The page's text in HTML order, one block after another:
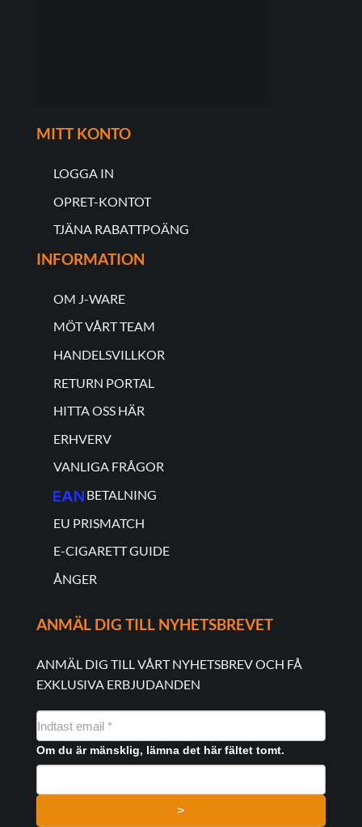
MITT KONTO
LOGGA IN
OPRET-KONTOT
TJÄNA RABATTPOÄNG
INFORMATION
OM J-WARE
MÖT VÅRT TEAM
HANDELSVILLKOR
RETURN PORTAL
HITTA OSS HÄR
ERHVERV
VANLIGA FRÅGOR
BETALNING
EU PRISMATCH
E-CIGARETT GUIDE
ÅNGER
ANMÄL DIG TILL NYHETSBREVET
ANMÄL DIG TILL VÅRT NYHETSBREV OCH FÅ
EXKLUSIVA ERBJUDANDEN
NYHEDSMAIL
FORMULAR
Om du är mänsklig, lämna det här fältet tomt.
>